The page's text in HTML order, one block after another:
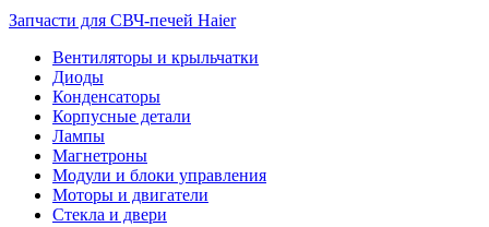
Запчасти для СВЧ-печей Haier
Вентиляторы и крыльчатки
Диоды
Конденсаторы
Корпусные детали
Лампы
Магнетроны
Модули и блоки управления
Моторы и двигатели
Стекла и двери